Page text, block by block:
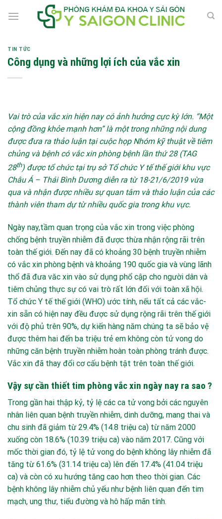
TIN TỨC
Công dụng và những lợi ích của vắc xin
Vai trò của vắc xin hiện nay có ảnh hưởng cực kỳ lớn. “Một
cộng đồng khỏe mạnh hơn” là một trong những nội dung
được đưa ra thảo luận tại cuộc họp Nhóm kỹ thuật về tiêm
chủng và bệnh có vắc xin phòng bệnh lần thứ 28 (TAG
28th) được tổ chức tại trụ sở Tổ chức Y tế thế giới khu vực
Châu Á – Thái Bình Dương diễn ra từ 18-21/6/2019 vừa
qua và nhận được nhiều sự quan tâm và thảo luận của các
thành viên tham dự từ nhiều quốc gia trong khu vực.
Ngày nay,tầm quan trọng của vắc xin trong việc phòng
chống bệnh truyền nhiễm đã được thừa nhận rộng rãi trên
toàn thế giới. Đến nay đã có khoảng 30 bệnh truyền nhiễm
có vắc xin phòng bệnh và khoảng 190 quốc gia và vùng lãnh
thổ đã đưa văc xin vào sử dụng phổ cập cho người dân và
tiêm chủng thực sự có vai trò rất lớn đối với toàn xã hội.
Tổ chức Y tế thế giới (WHO) ước tính, nếu tất cả các vắc-
xin sẵn có hiện nay đều được sử dụng rộng rãi trên thế giới
với độ phủ trên 90%, dự kiến hàng năm chúng ta sẽ bảo vệ
được thêm hai đến ba triệu trẻ em không còn tử vong do
những căn bệnh truyền nhiễm hoàn toàn phòng tránh được.
Vắc xin đã thay đổi cơ cấu bệnh tật trên toàn thế giới.
Vậy sự cần thiết tim phòng vắc xin ngày nay ra sao ?
Trong gần hai thập kỷ, tỷ lệ các ca tử vong bởi các nguyên
nhân liên quan bệnh truyền nhiễm, dinh dưỡng, mang thai và
chu sinh đã giảm từ 29.4% (14.8 triệu ca) từ năm 2000
xuống còn 18.6% (10.39 triệu ca) vào năm 2017. Cũng với
mốc thời gian đó, tỷ lệ tử vong do bệnh không lây nhiễm đã
tăng từ 61.6% (31.14 triệu ca) lên đến 17.4% (41.04 triệu
ca) và còn có xu hướng tăng cao hơn theo thời gian. Các
bệnh không lây nhiễm chủ yếu như bệnh liên quan đến tim
mạch, ung thư, tiểu đường và hô hấp mãn tính.